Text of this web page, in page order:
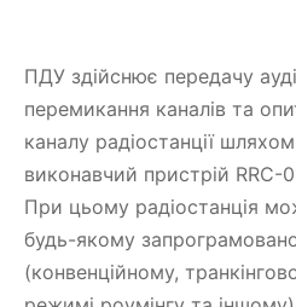
ПДУ здійснює передачу
перемикання каналів та
каналу радіостанції
виконавчий пристрій RRC-
При цьому радіостанція
будь-якому
(конвенційному,